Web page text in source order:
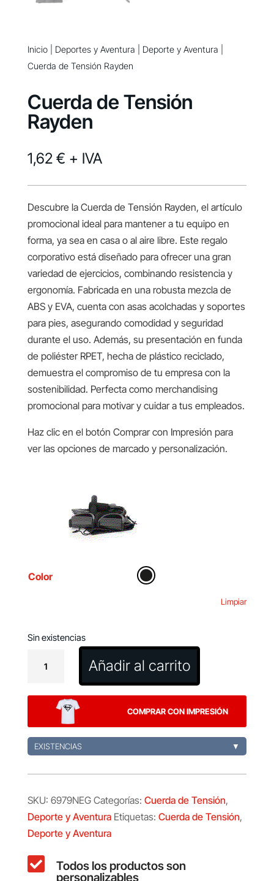
Inicio| Deportes y Aventura Deporte y Aventura
Cuerda de Tensión Rayden
Cuerda de Tensión
Rayden
1,62 € + IVA
Descubre la Cuerda de Tensión Rayden, el artículo
promocional ideal para mantener a tu equipo en
forma, ya sea en casa o al aire libre. Este regalo
corporativo está diseñado para ofrecer una gran
variedad de ejercicios, combinando resistencia y
ergonomía. Fabricada en una robusta mezcla de
ABS y EVA, cuenta con asas acolchadas y soportes
para pies, asegurando comodidad y seguridad
durante el uso. Además, su presentación en funda
de poliéster RPET, hecha de plástico reciclado,
demuestra el compromiso de tu empresa con la
sostenibilidad. Perfecta como merchandising
promocional para motivar y cuidar a tus empleados.
Haz clic en el botón Comprar con Impresión para
ver las opciones de marcado y personalización.
Color
Limpiar
Sin existencias
Rayden
cantidad
Añadir al carrito
COMPRAR CON IMPRESIÓN
EXISTENCIAS ▼
SKU: 6979NEG Categorías: Cuerda de Tensión,
Deporte y Aventura Etiquetas: Cuerda de Tensión,
Deporte y Aventura
 Todos los productos son
personalizables